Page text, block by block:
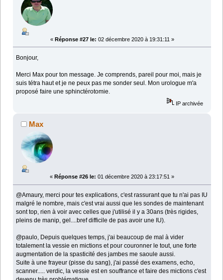
« Réponse #27 le: 02 décembre 2020 à 19:31:11 »
Bonjour,
Merci Max pour ton message. Je comprends, pareil pour moi, mais je
suis tétra haut et je ne peux pas me sonder seul. Mon urologue m'a
proposé faire une sphinctérotomie.
IP archivée
Max
« Réponse #26 le: 01 décembre 2020 à 23:17:51 »
@Amaury, merci pour tes explications, c'est rassurant que tu n'ai pas IU
malgré le nombre, mais c'est vrai aussi que les sondes de maintenant
sont top, rien à voir avec celles que j'utilisé il y a 30ans (très rigides,
pleins de manip, gel....bref difficile de pas avoir une IU).
@paulo, Depuis quelques temps, j'ai beaucoup de mal à vider
totalement la vessie en mictions et pour couronner le tout, une forte
augmentation de la spasticité des jambes me saoule aussi.
Suite à une frayeur (pisse du sang), j'ai passé des examens, echo,
scanner..... verdic, la vessie est en souffrance et faire des mictions c'est